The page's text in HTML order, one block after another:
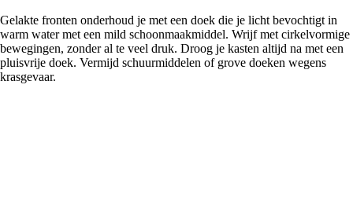
Gelakte fronten onderhoud je met een doek die je licht bevochtigt in
warm water met een mild schoonmaakmiddel. Wrijf met cirkelvormige
bewegingen, zonder al te veel druk. Droog je kasten altijd na met een
pluisvrije doek. Vermijd schuurmiddelen of grove doeken wegens
krasgevaar.